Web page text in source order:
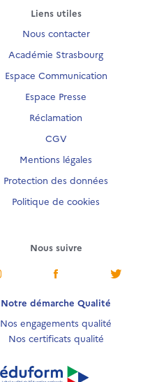
Liens utiles
Nous contacter
Académie Strasbourg
Espace Communication
Espace Presse
Réclamation
CGV
Mentions légales
Protection des données
Politique de cookies
Nous suivre
Notre démarche Qualité
Nos engagements qualité
Nos certificats qualité